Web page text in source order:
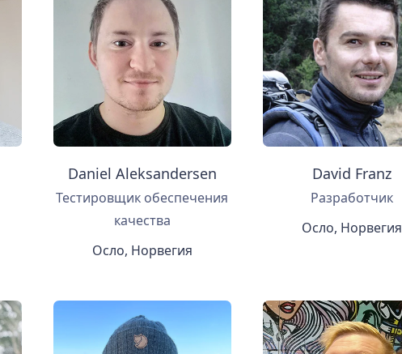
Daniel Aleksandersen
Тестировщик обеспечения
качества
Осло, Норвегия
David Franz
Разработчик
Осло, Норвегия